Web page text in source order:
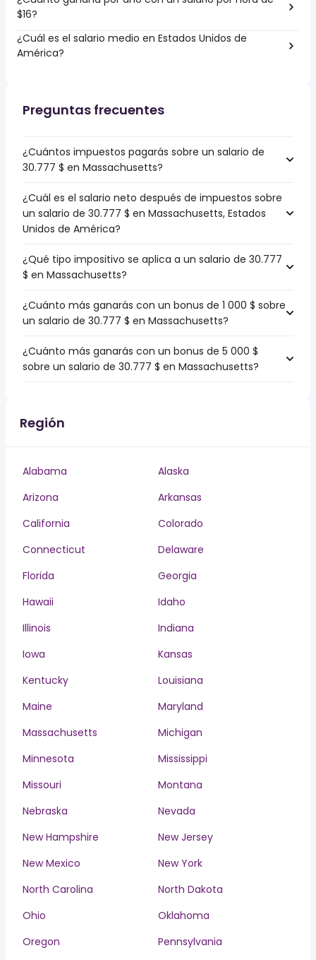
$16?
¿Cuál es el salario medio en Estados Unidos de
América?
Preguntas frecuentes
¿Cuántos impuestos pagarás sobre un salario de
30.777 $ en Massachusetts?
¿Cuál es el salario neto después de impuestos sobre
un salario de 30.777 $ en Massachusetts, Estados
Unidos de América?
¿Qué tipo impositivo se aplica a un salario de 30.777
$ en Massachusetts?
¿Cuánto más ganarás con un bonus de 1 000 $ sobre
un salario de 30.777 $ en Massachusetts?
¿Cuánto más ganarás con un bonus de 5 000 $
sobre un salario de 30.777 $ en Massachusetts?
Región
Alabama
Alaska
Arizona
Arkansas
California
Colorado
Connecticut
Delaware
Florida
Georgia
Hawaii
Idaho
Illinois
Indiana
Iowa
Kansas
Kentucky
Louisiana
Maine
Maryland
Massachusetts
Michigan
Minnesota
Mississippi
Missouri
Montana
Nebraska
Nevada
New Hampshire
New Jersey
New Mexico
New York
North Carolina
North Dakota
Ohio
Oklahoma
Oregon
Pennsylvania